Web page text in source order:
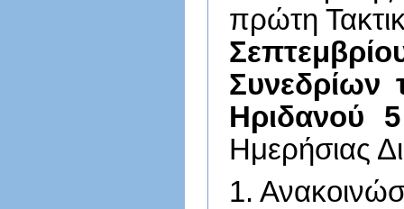
πρώτη
Συνεδρίων
Ηριδανού
Ημερήσιας
1.